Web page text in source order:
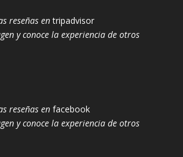
reseñas entripadvisor
y conoce la experiencia de otros
reseñas enfacebook
y conoce la experiencia de otros